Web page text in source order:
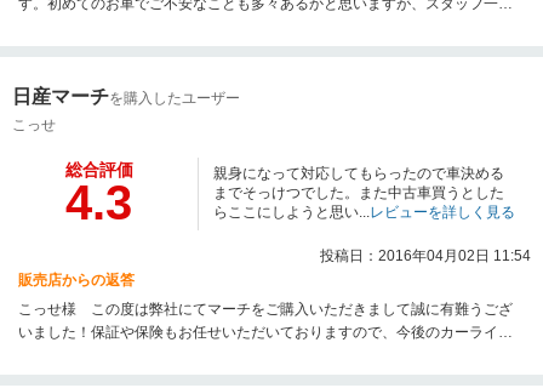
また、担当者の対応など嬉しいお言葉頂き重ねてお礼申し上げます。今後と
日産マーチを購入したユーザー
こっせ
総合評価
4.3
親身になって対応してもらったので車決める
までそっけつでした。また中古車買うとした
らここにしようと思い... レビューを詳しく見る
投稿日：2016年04月02日 11:54
販売店からの返答
こっせ様 この度は弊社にてマーチをご購入いただきまして誠に有難うござ
いました！保証や保険もお任せいただいておりますので、今後のカーライフ
てよろしくお願い致します！